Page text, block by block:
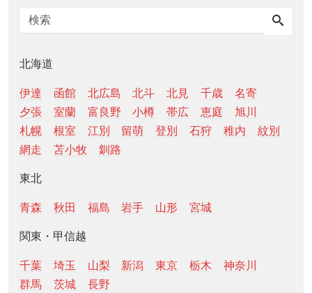
北海道
伊達 函館 北広島 北斗 北見 千歳
名寄
夕張
室蘭 富良野 小樽 帯広 恵庭
旭川
札幌
根室 江別 留萌 登別 石狩 稚内
紋別
網走
苫小牧 釧路
東北
青森 秋田 福島 岩手 山形 宮城
関東・甲信越
千葉 埼玉 山梨 新潟 東京 栃木
神奈川
群馬
茨城 長野